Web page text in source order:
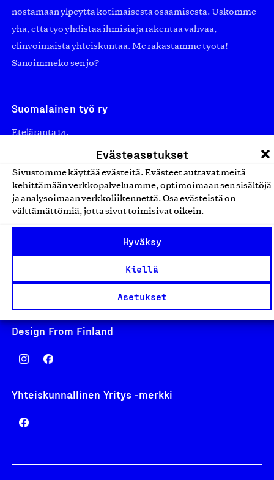
Evästeasetukset
Sivustomme käyttää evästeitä. Evästeet auttavat meitä
kehittämään verkkopalveluamme, optimoimaan sen sisältöjä
ja analysoimaan verkkoliikennettä. Osa evästeistä on
välttämättömiä, jotta sivut toimisivat oikein.
Hyväksy
Kiellä
Asetukset
nostamaan ylpeyttä kotimaisesta osaamisesta. Uskomme
yhä, että työ yhdistää ihmisiä ja rakentaa vahvaa,
elinvoimaista yhteiskuntaa. Me rakastamme työtä!
Sanoimmeko sen jo?
Suomalainen työ ry
Eteläranta 14,
Finland
asiakaspalvelu@suomalainentyo.fi
laskutus@suomalainentyo.fi
Design From Finland
Yhteiskunnallinen Yritys -merkki